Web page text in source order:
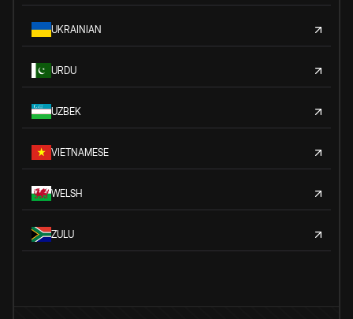
UKRAINIAN
URDU
UZBEK
VIETNAMESE
WELSH
ZULU